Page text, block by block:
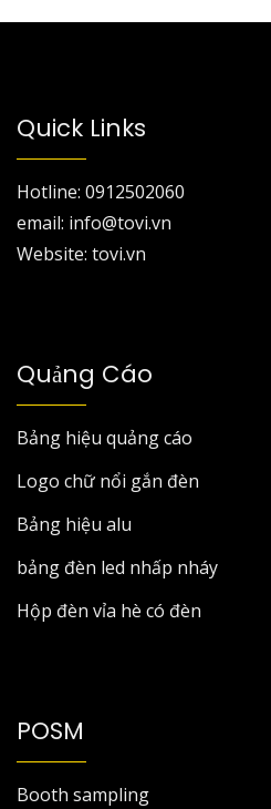
Quick Links
Hotline: 0912502060
email: info@tovi.vn
Website: tovi.vn
Quảng Cáo
Bảng hiệu quảng cáo
Logo chữ nổi gắn đèn
Bảng hiệu alu
bảng đèn led nhấp nháy
Hộp đèn vỉa hè có đèn
POSM
Booth sampling